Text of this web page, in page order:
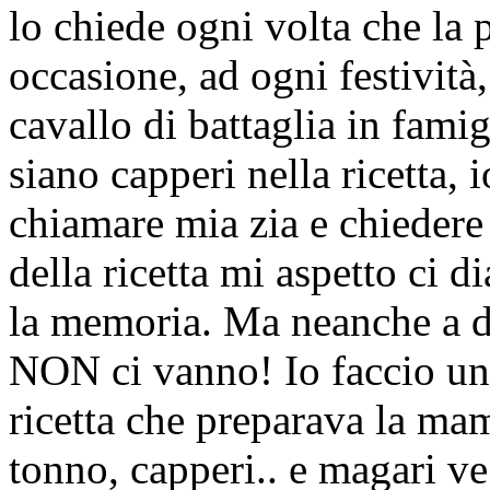
lo chiede ogni volta che la
occasione, ad ogni
cavallo di battaglia in
siano capperi nella ricetta,
chiamare mia zia e
della ricetta mi aspetto ci
la memoria. Ma neanche
NON ci vanno! Io faccio
ricetta che preparava la
tonno, capperi.. e magari